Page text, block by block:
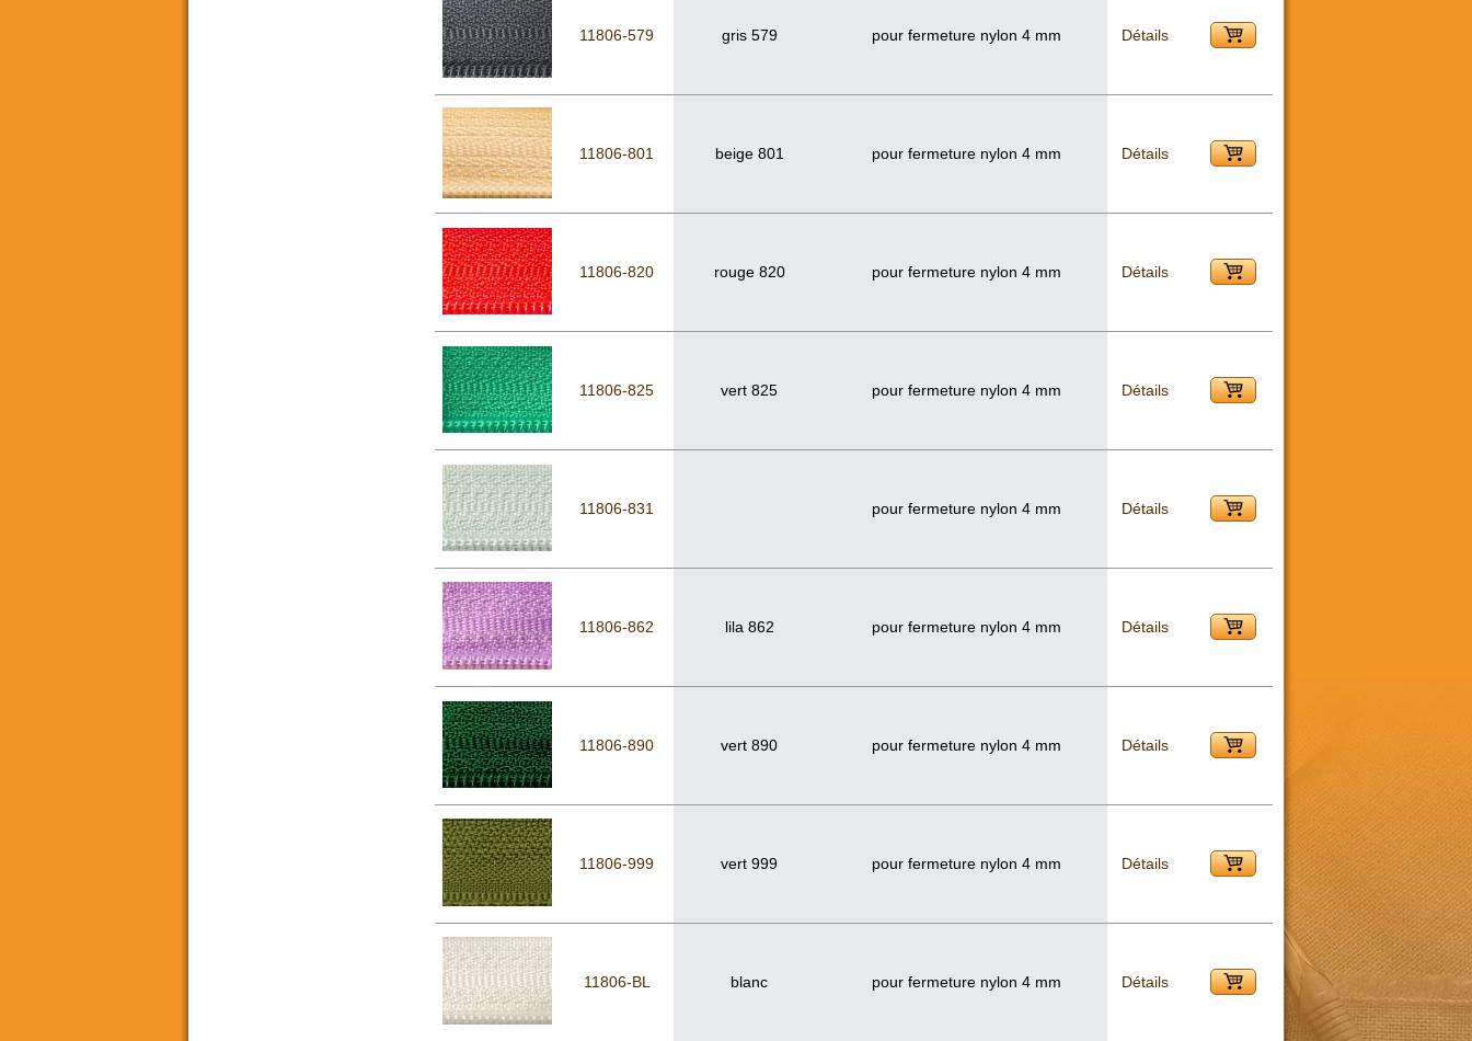
11806-579 gris 579 pour fermeture nylon 4 mm Détails
11806-801 beige 801 pour fermeture nylon 4 mm Détails
11806-820 rouge 820 pour fermeture nylon 4 mm Détails
11806-825 vert 825 pour fermeture nylon 4 mm Détails
11806-831 pour fermeture nylon 4 mm Détails
11806-862 lila 862 pour fermeture nylon 4 mm Détails
11806-890 vert 890 pour fermeture nylon 4 mm Détails
11806-999 vert 999 pour fermeture nylon 4 mm Détails
11806-BL blanc pour fermeture nylon 4 mm Détails